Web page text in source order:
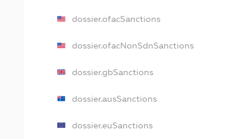
dossier.ofacSanctions
dossier.ofacNonSdnSanctions
dossier.gbSanctions
dossier.ausSanctions
dossier.euSanctions